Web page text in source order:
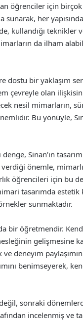
öğrenciler için birçok
her
kullandığı teknikler
da ilham
dostu bir yaklaşım
çevreyle olan
nesil mimarların,
Bu yönüyle,
Sinan’ın
önemle,
öğrencileri için bu
tasarımda estetik
sunmaktadır.
bir öğretmendir.
gelişmesine
deneyim
benimseyerek,
sonraki
incelenmiş ve